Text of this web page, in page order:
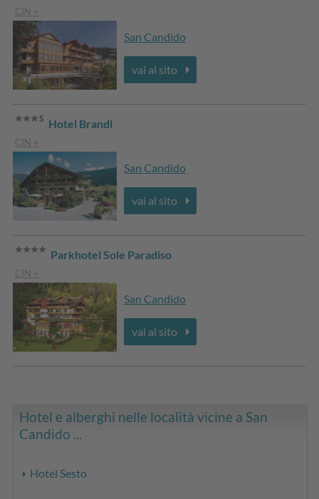
CIN +
San Candido
vai al sito
Hotel Brandl
CIN +
San Candido
vai al sito
Parkhotel Sole Paradiso
CIN +
San Candido
vai al sito
Hotel e alberghi nelle località vicine a San
Candido ...
Hotel Sesto